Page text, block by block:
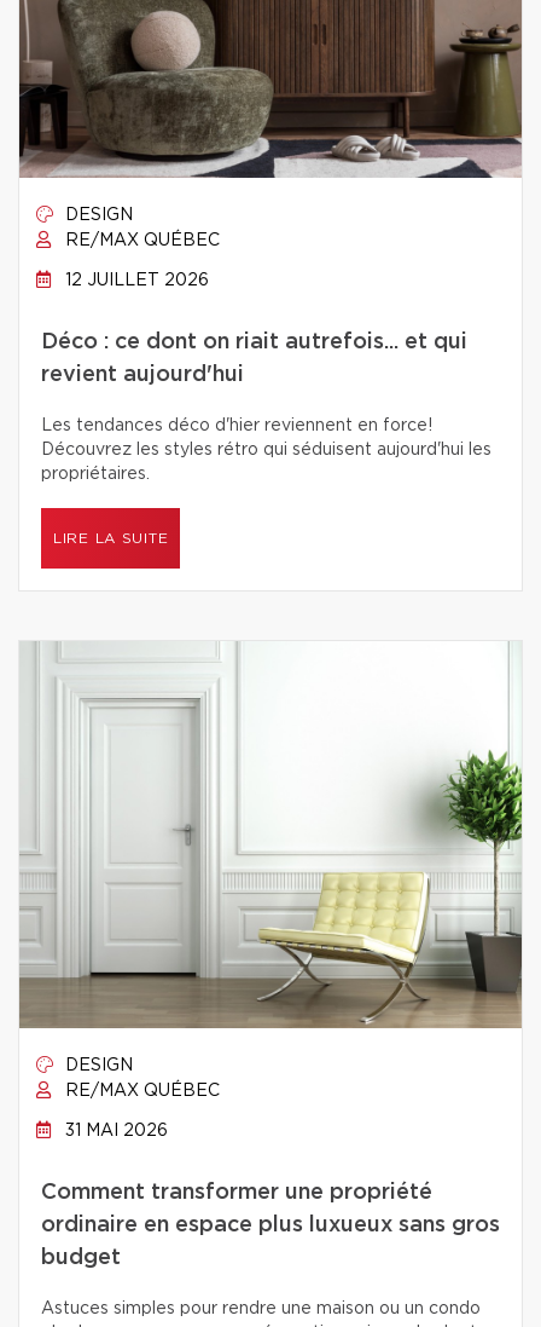
DESIGN
RE/MAX QUÉBEC
12 JUILLET 2026
Déco : ce dont on riait autrefois... et qui
revient aujourd'hui
Les tendances déco d'hier reviennent en force!
Découvrez les styles rétro qui séduisent aujourd'hui les
propriétaires.
LIRE LA SUITE
DESIGN
RE/MAX QUÉBEC
31 MAI 2026
Comment transformer une propriété
ordinaire en espace plus luxueux sans gros
budget
Astuces simples pour rendre une maison ou un condo